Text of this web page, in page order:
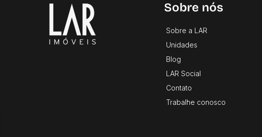
Sobre nós
Sobre a LAR
Unidades
Blog
LAR Social
Contato
Trabalhe conosco